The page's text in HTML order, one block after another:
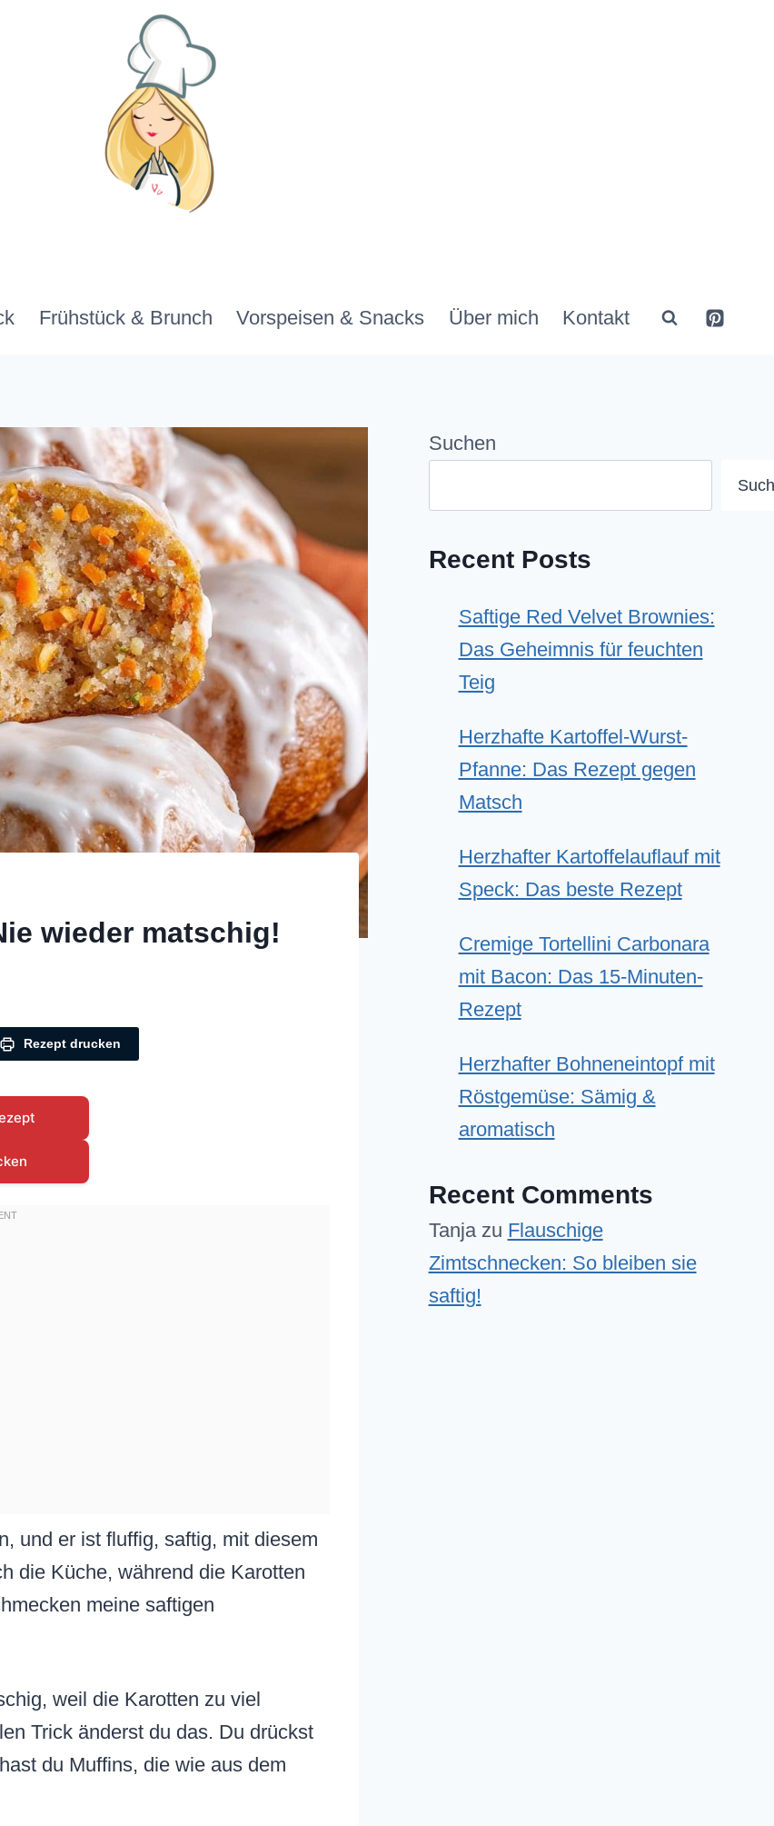
Frühstück & Brunch Vorspeisen & Snacks Über mich Kontakt
wieder matschig!
Rezept drucken
und er ist fluffig, saftig, mit diesem
die Küche, während die Karotten
meine saftigen
weil die Karotten zu viel
Trick änderst du das. Du drückst
du Muffins, die wie aus dem
Suchen
Recent Posts
Saftige Red Velvet Brownies:
Das Geheimnis für feuchten
Teig
Herzhafte Kartoffel-Wurst-
Pfanne: Das Rezept gegen
Matsch
Herzhafter Kartoffelauflauf mit
Speck: Das beste Rezept
Cremige Tortellini Carbonara
mit Bacon: Das 15-Minuten-
Rezept
Herzhafter Bohneneintopf mit
Röstgemüse: Sämig &
aromatisch
Recent Comments
Tanjazu Flauschige
Zimtschnecken: So bleiben sie
saftig!